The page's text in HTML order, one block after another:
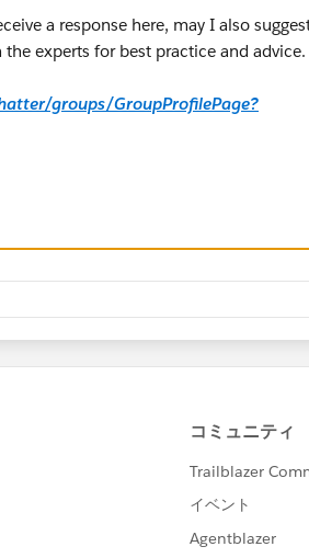
a response here, may I also
experts for best practice and advice.
groups/GroupProfilePage?